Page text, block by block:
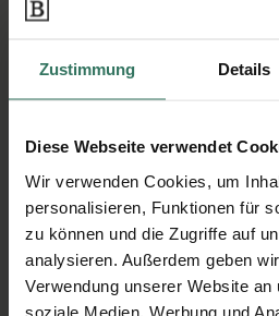
Zustimmung Details
Diese Webseite verwendet
Wir verwenden Cookies, um
personalisieren, Funktionen für
zu können und die Zugriffe auf
analysieren. Außerdem geben
Verwendung unserer Website
soziale Medien, Werbung und
Heimbacher Str. 112
T. Stolzenbach
Hauptstr. 72
52372 Kreuzau